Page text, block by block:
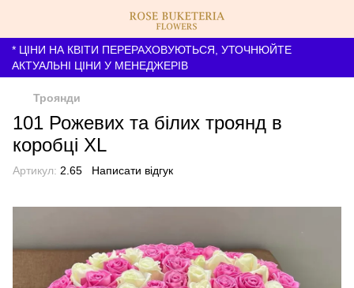
* ЦІНИ НА КВІТИ ПЕРЕРАХОВУЮТЬСЯ, УТОЧНЮЙТЕ
АКТУАЛЬНІ ЦІНИ У МЕНЕДЖЕРІВ
Троянди
101 Рожевих та білих троянд в
коробці XL
Артикул: 2.65 Написати відгук